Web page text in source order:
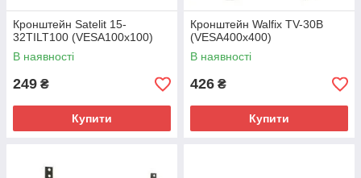
Кронштейн Satelit 15-
32TILT100 (VESA100х100)
В наявності
249 ₴
Купити
Кронштейн Walfix TV-30B
(VESA400х400)
В наявності
426 ₴
Купити